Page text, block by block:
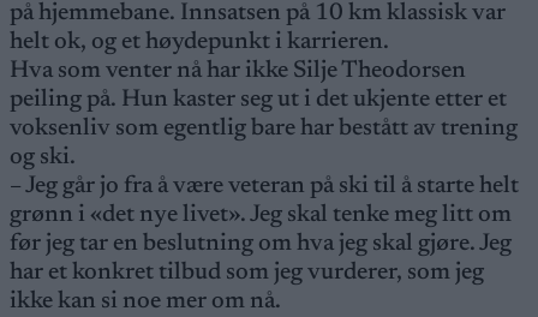
på hjemmebane. Innsatsen på 10 km klassisk var
helt ok, og et høydepunkt i karrieren.
Hva som venter nå har ikke Silje Theodorsen
peiling på. Hun kaster seg ut i det ukjente etter et
voksenliv som egentlig bare har bestått av trening
og ski.
– Jeg går jo fra å være veteran på ski til å starte helt
grønn i «det nye livet». Jeg skal tenke meg litt om
før jeg tar en beslutning om hva jeg skal gjøre. Jeg
har et konkret tilbud som jeg vurderer, som jeg
ikke kan si noe mer om nå.